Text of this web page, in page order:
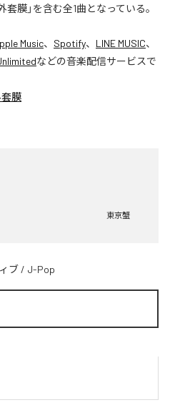
膜」を含む全1曲となっている。
Music、 Spotify、 LINE MUSIC、
などの音楽配信サービスで
膜
東京蟹
ブ / J-Pop